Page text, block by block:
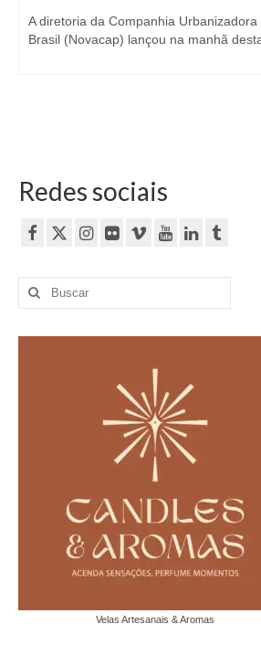
A diretoria da Companhia
Brasil (Novacap) lançou na manhã
Redes sociais
Buscar
por:
Velas Artesanais & Aromas